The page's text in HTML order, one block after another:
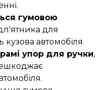
гумовою
для
автомобіля.
упор для ручки,